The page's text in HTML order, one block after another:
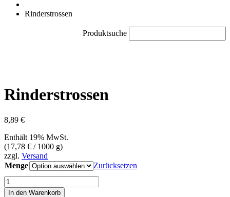
Rinderstrossen
Produktsuche
Rinderstrossen
8,89 €
Enthält 19% MwSt.
(17,78 € / 1000 g)
zzgl. Versand
Menge
Zurücksetzen
Rinderstrossen
Menge
In den Warenkorb